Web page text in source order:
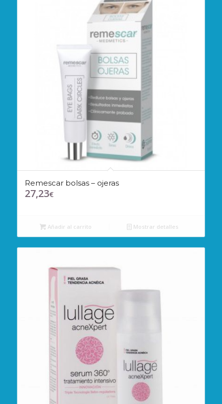
Remescar bolsas – ojeras
27,23€
Añadir al carrito Mostrar detalles